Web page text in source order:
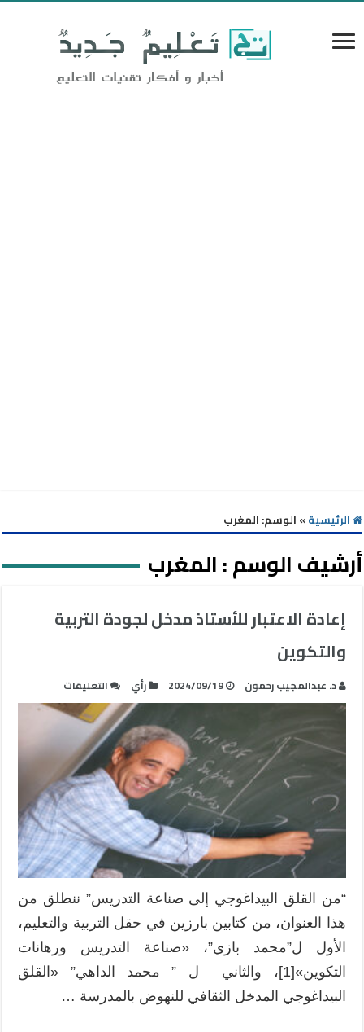
الرئيسية» الوسم: المغرب
أرشيف الوسم :المغرب
إعادة الاعتبار للأستاذ مدخل لجودة التربية
والتكوين
د. عبدالمجيب رحمون 2024/09/19 رأي التعليقات
إعادة
للأستاذ
مدخل
لجودة
التربية
والتكوين
مغلقة
“من القلق البيداغوجي إلى صناعة التدريس” ننطلق من
هذا العنوان، من كتابين بارزين في حقل التربية والتعليم،
الأول ل”محمد بازي”، «صناعة التدريس ورهانات
التكوين»[1]، والثاني ل ” محمد الداهي” «القلق
البيداغوجي المدخل الثقافي للنهوض بالمدرسة …